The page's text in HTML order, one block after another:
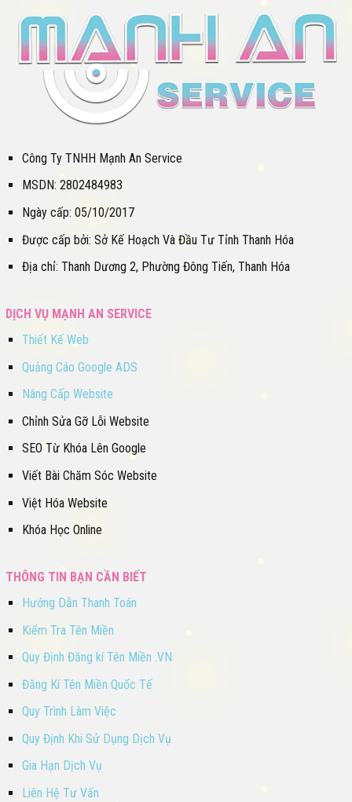
Công Ty TNHH Mạnh An Service
MSDN: 2802484983
Ngày cấp: 05/10/2017
Được cấp bởi: Sở Kế Hoạch Và Đầu Tư Tỉnh Thanh Hóa
Địa chỉ: Thanh Dương 2, Phường Đông Tiến, Thanh Hóa
DỊCH VỤ MẠNH AN SERVICE
Thiết Kế Web
Quảng Cáo Google ADS
Nâng Cấp Website
Chỉnh Sửa Gỡ Lỗi Website
SEO Từ Khóa Lên Google
Viết Bài Chăm Sóc Website
Việt Hóa Website
Khóa Học Online
THÔNG TIN BẠN CẦN BIẾT
Hướng Dẫn Thanh Toán
Kiểm Tra Tên Miền
Quy Định Đăng kí Tên Miền .VN
Đăng Kí Tên Miền Quốc Tế
Quy Trình Làm Việc
Quy Định Khi Sử Dụng Dịch Vụ
Gia Hạn Dịch Vụ
Liên Hệ Tư Vấn